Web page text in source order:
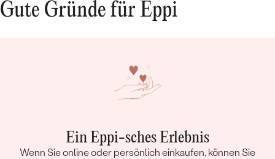
Gute Gründe für Eppi
Ein Eppi-sches Erlebnis
Wenn Sie online oder persönlich einkaufen, können Sie